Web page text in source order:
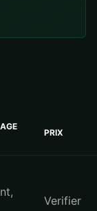
PRIX
Verifier